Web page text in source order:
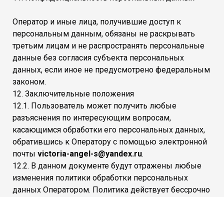
Оператор и иные лица, получившие доступ к
персональным данным, обязаны не раскрывать
третьим лицам и не распространять персональные
данные без согласия субъекта персональных
данных, если иное не предусмотрено федеральным
законом.
12. Заключительные положения
12.1. Пользователь может получить любые
разъяснения по интересующим вопросам,
касающимся обработки его персональных данных,
обратившись к Оператору с помощью электронной
почты victoria-angel-s@yandex.ru.
12.2. В данном документе будут отражены любые
изменения политики обработки персональных
данных Оператором. Политика действует бессрочно